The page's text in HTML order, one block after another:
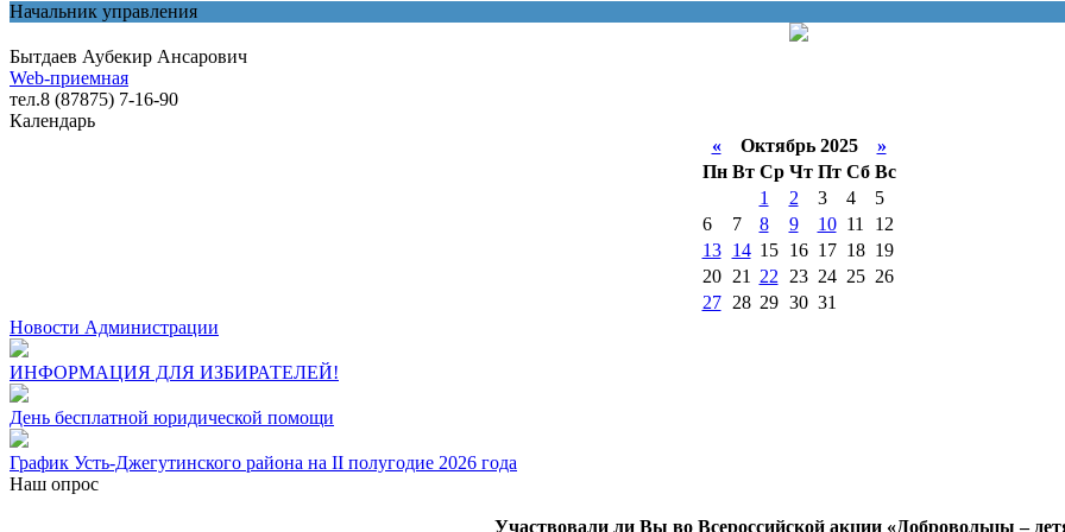
Начальник управления
Бытдаев Аубекир Ансарович
Web-приемная
тел.8 (87875) 7-16-90
Календарь
«Октябрь 2025 »
Пн Вт Ср Чт Пт Сб Вс
1
2 3 4
5
6
7 8 9 10 11
12
13
14 15 16 17 18 19
20
21 22 23 24 25 26
27
28 29 30 31
Новости Администрации
ИНФОРМАЦИЯ ДЛЯ ИЗБИРАТЕЛЕЙ!
День бесплатной юридической помощи
График Усть-Джегутинского района на II полугодие 2026 года
Наш опрос
Участвовали ли Вы во Всероссийской акции «Добровольцы –